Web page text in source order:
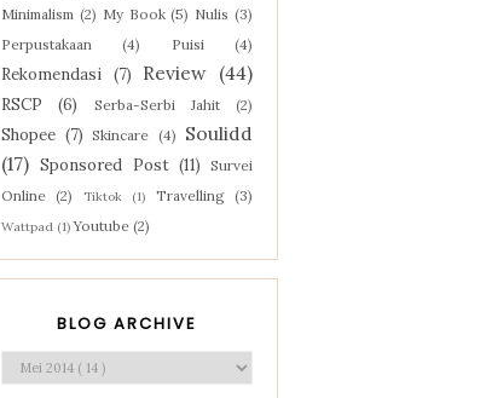
Minimalism (2) My Book (5) Nulis (3)
Perpustakaan
(4) Puisi (4)
Rekomendasi (7) Review (44)
RSCP (6) Serba-Serbi Jahit (2)
Shopee (7) Skincare (4) Soulidd
(17) Sponsored Post (11) Survei
Online (2) Tiktok (1) Travelling (3)
Wattpad (1) Youtube (2)
BLOG ARCHIVE